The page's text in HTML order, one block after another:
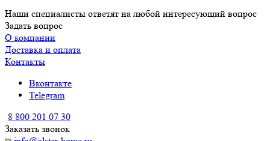
Наши специалисты ответят на любой интересующий вопрос
Задать вопрос
О компании
Доставка и оплата
Контакты
Вконтакте
Telegram
8 800 201 07 30
Заказать звонок